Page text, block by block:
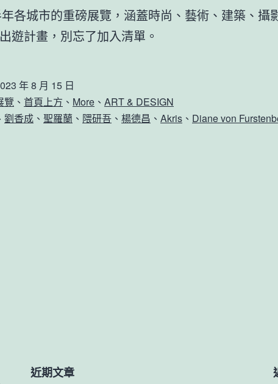
各城市的重磅展覽，涵蓋時尚、藝術、建築、攝
遊計畫，別忘了加入清單。
年 8 月 15 日
覽 、 首頁上方 、 More 、 ART & DESIGN
劉香成 、 聖羅蘭 、 隈研吾 、 楊德昌 、 Akris 、 Diane von
近期文章